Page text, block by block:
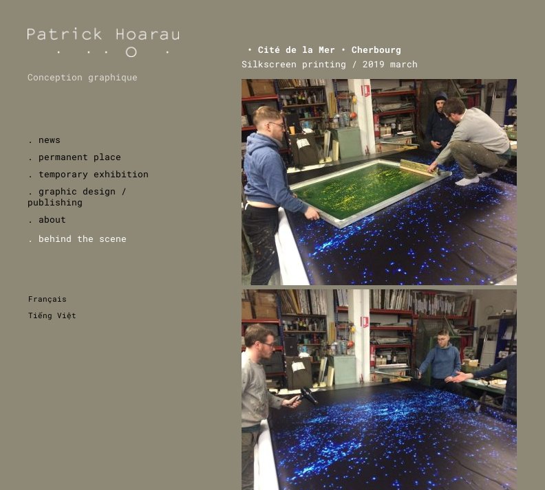
Conception graphique
. news
. permanent place
. temporary exhibition
. graphic design /
publishing
. about
. behind the scene
Français
Tiếng Việt
• Cité de la Mer • Cherbourg
Silkscreen printing / 2019 march